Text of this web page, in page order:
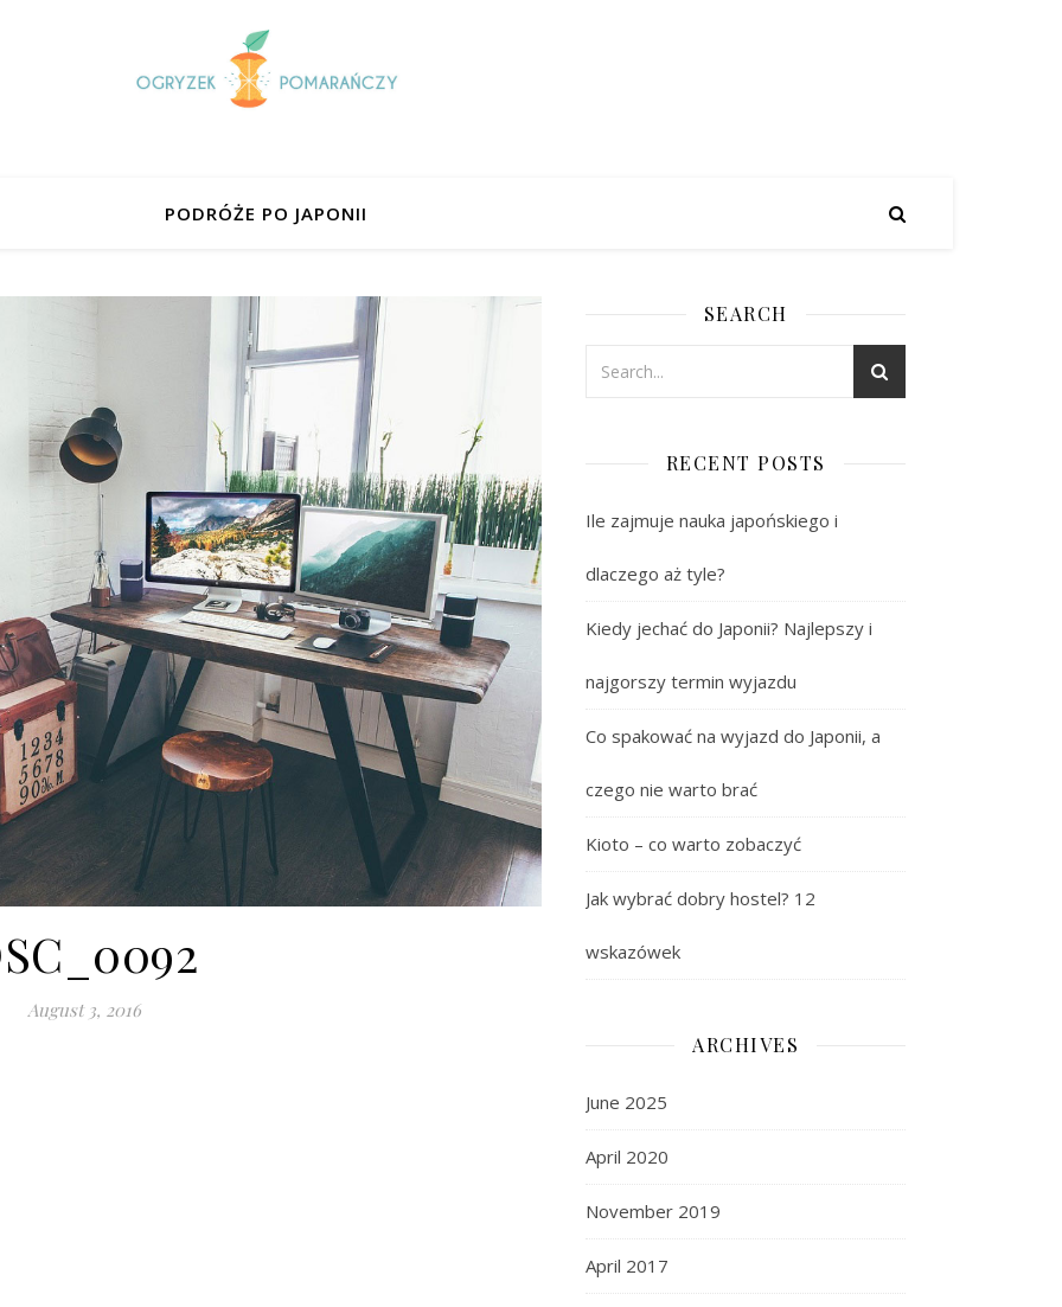
PODRÓŻE PO JAPONII
August 3, 2016
SEARCH
RECENT POSTS
Ile zajmuje nauka japońskiego i
dlaczego aż tyle?
Kiedy jechać do Japonii? Najlepszy i
najgorszy termin wyjazdu
Co spakować na wyjazd do Japonii, a
czego nie warto brać
Kioto – co warto zobaczyć
Jak wybrać dobry hostel? 12
wskazówek
ARCHIVES
June 2025
April 2020
November 2019
April 2017